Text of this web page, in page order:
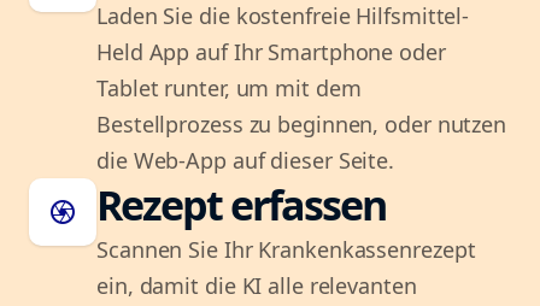
Laden Sie die kostenfreie Hilfsmittel-
Held App auf Ihr Smartphone oder
Tablet runter, um mit dem
Bestellprozess zu beginnen, oder nutzen
die Web-App auf dieser Seite.
camera Rezept erfassen
Scannen Sie Ihr Krankenkassenrezept
ein, damit die KI alle relevanten